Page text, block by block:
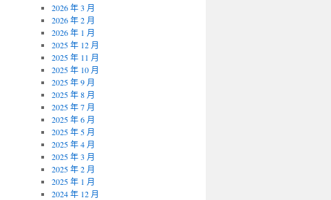
2026 年 3 月
2026 年 2 月
2026 年 1 月
2025 年 12 月
2025 年 11 月
2025 年 10 月
2025 年 9 月
2025 年 8 月
2025 年 7 月
2025 年 6 月
2025 年 5 月
2025 年 4 月
2025 年 3 月
2025 年 2 月
2025 年 1 月
2024 年 12 月